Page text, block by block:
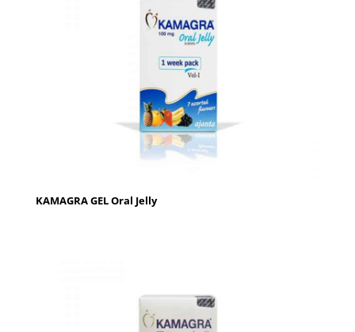
KAMAGRA GEL Oral Jelly